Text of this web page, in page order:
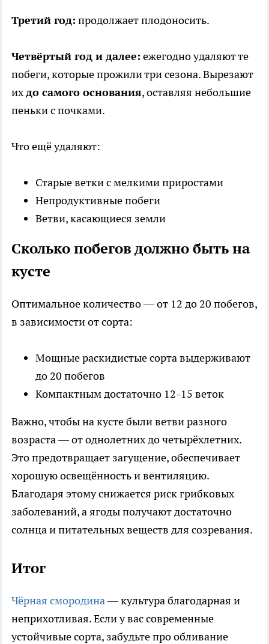
Третий год: продолжает плодоносить.
Четвёртый год и далее: ежегодно удаляют те
побеги, которые прожили три сезона. Вырезают
ихдо самого основания, оставляя небольшие
пеньки с почками.
Что ещё удаляют:
Старые ветки с мелкими приростами
Непродуктивные побеги
Ветви, касающиеся земли
Сколько побегов должно быть на
кусте
Оптимальное количество — от 12 до 20 побегов,
в зависимости от сорта:
Мощные раскидистые сорта выдерживают
до 20 побегов
Компактным достаточно 12-15 веток
Важно, чтобы на кусте были ветви разного
возраста — от однолетних до четырёхлетних.
Это предотвращает загущение, обеспечивает
хорошую освещённость и вентиляцию.
Благодаря этому снижается риск грибковых
заболеваний, а ягоды получают достаточно
солнца и питательных веществ для созревания.
Итог
Чёрная смородина— культура благодарная и
неприхотливая. Если у вас современные
устойчивые сорта, забудьте про обливание